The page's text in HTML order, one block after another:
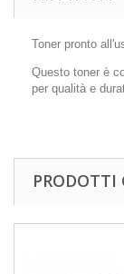
Toner pronto
Questo toner è
per qualità e
PRODOTTI